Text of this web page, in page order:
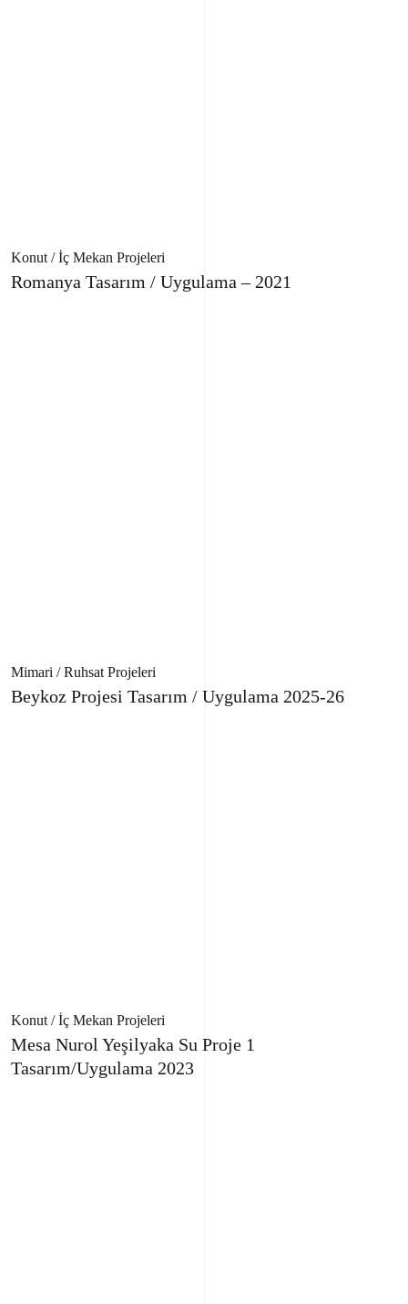
Konut / İç Mekan Projeleri
Romanya Tasarım / Uygulama – 2021
Mimari / Ruhsat Projeleri
Beykoz Projesi Tasarım / Uygulama 2025-26
Konut / İç Mekan Projeleri
Mesa Nurol Yeşilyaka Su Proje 1
Tasarım/Uygulama 2023